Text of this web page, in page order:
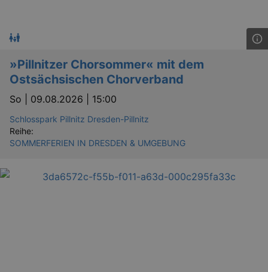
»Pillnitzer Chorsommer« mit dem
Ostsächsischen Chorverband
So | 09.08.2026 | 15:00
Schlosspark Pillnitz Dresden-Pillnitz
Reihe:
SOMMERFERIEN IN DRESDEN & UMGEBUNG